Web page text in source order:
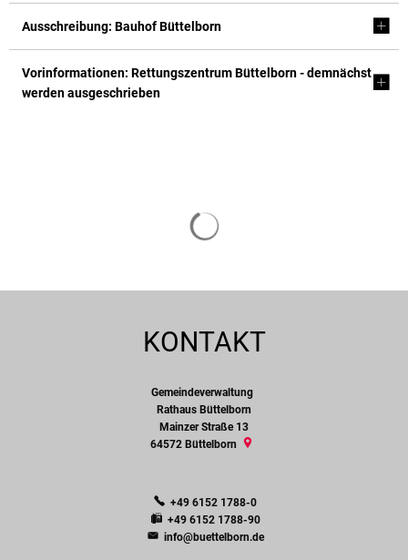
Ausschreibung: Bauhof Büttelborn
Vorinformationen: Rettungszentrum Büttelborn - demnächst
werden ausgeschrieben
KONTAKT
Gemeindeverwaltung
Rathaus Büttelborn
Mainzer Straße 13
64572 Büttelborn
+49 6152 1788-0
+49 6152 1788-90
info@buettelborn.de